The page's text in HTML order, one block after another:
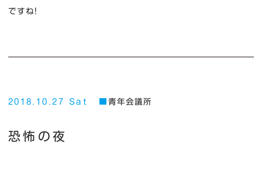
ですね！
2018.10.27 Sat 青年会議所
恐怖の夜